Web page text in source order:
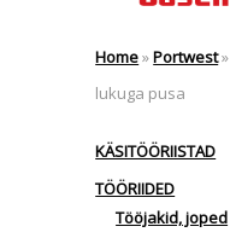
Home»Portwest»
lukuga pusa
KÄSITÖÖRIISTAD
TÖÖRIIDED
Tööjakid, joped